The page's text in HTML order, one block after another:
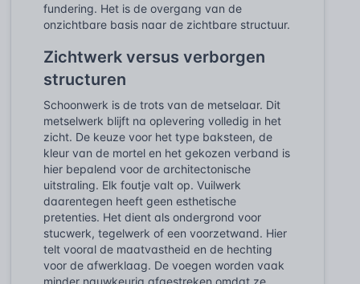
fundering. Het is de overgang van de
onzichtbare basis naar de zichtbare structuur.
Zichtwerk versus verborgen
structuren
Schoonwerk is de trots van de metselaar. Dit
metselwerk blijft na oplevering volledig in het
zicht. De keuze voor het type baksteen, de
kleur van de mortel en het gekozen verband is
hier bepalend voor de architectonische
uitstraling. Elk foutje valt op. Vuilwerk
daarentegen heeft geen esthetische
pretenties. Het dient als ondergrond voor
stucwerk, tegelwerk of een voorzetwand. Hier
telt vooral de maatvastheid en de hechting
voor de afwerklaag. De voegen worden vaak
minder nauwkeurig afgestreken omdat ze